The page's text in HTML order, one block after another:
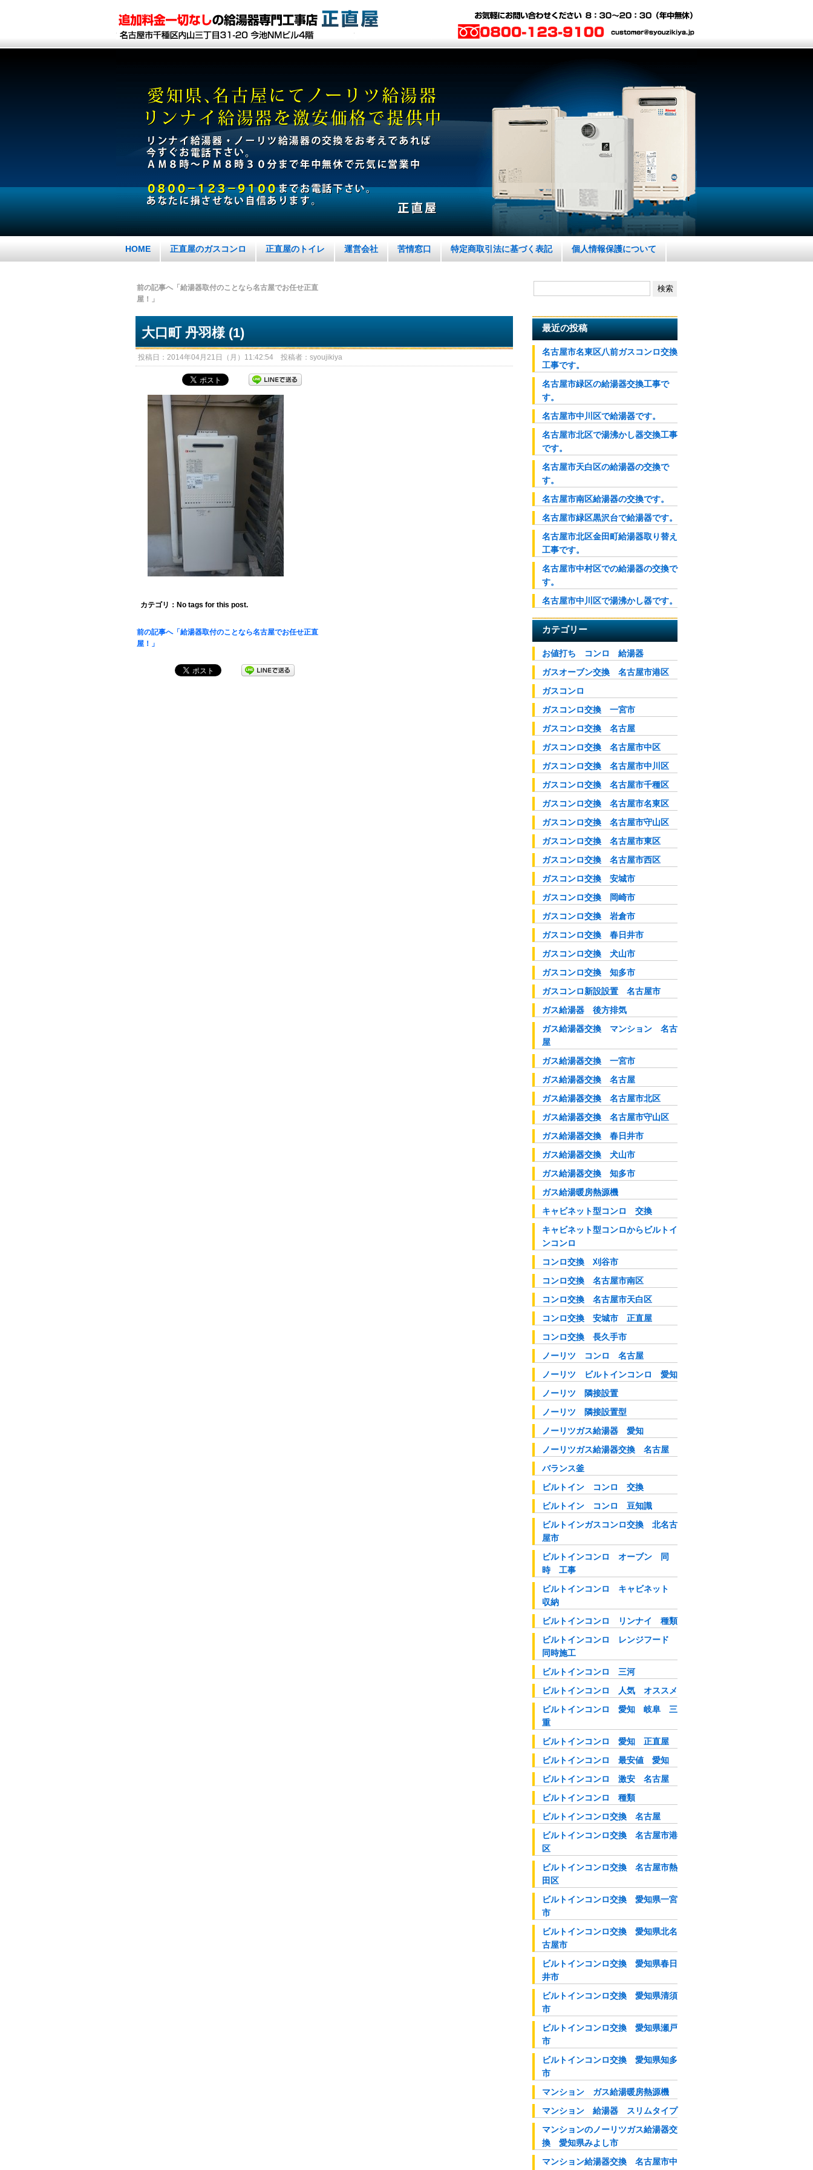
HOME 正直屋のガスコンロ 正直屋のトイレ 運営会社 苦情窓口 特定商取引法に基づく表記 個人情報保護について
前の記事へ「給湯器取付のことなら名古屋でお任せ正直
屋！」
大口町 丹羽様 (1)
投稿日：2014年04月21日（月）11:42:54 投稿者：syoujikiya
カテゴリ：No tags for this post.
前の記事へ「給湯器取付のことなら名古屋でお任せ正直
屋！」
最近の投稿
名古屋市名東区八前ガスコンロ交換
工事です。
名古屋市緑区の給湯器交換工事で
す。
名古屋市中川区で給湯器です。
名古屋市北区で湯沸かし器交換工事
です。
名古屋市天白区の給湯器の交換で
す。
名古屋市南区給湯器の交換です。
名古屋市緑区黒沢台で給湯器です。
名古屋市北区金田町給湯器取り替え
工事です。
名古屋市中村区での給湯器の交換で
す。
名古屋市中川区で湯沸かし器です。
カテゴリー
お値打ち コンロ 給湯器
ガスオーブン交換 名古屋市港区
ガスコンロ
ガスコンロ交換 一宮市
ガスコンロ交換 名古屋
ガスコンロ交換 名古屋市中区
ガスコンロ交換 名古屋市中川区
ガスコンロ交換 名古屋市千種区
ガスコンロ交換 名古屋市名東区
ガスコンロ交換 名古屋市守山区
ガスコンロ交換 名古屋市東区
ガスコンロ交換 名古屋市西区
ガスコンロ交換 安城市
ガスコンロ交換 岡崎市
ガスコンロ交換 岩倉市
ガスコンロ交換 春日井市
ガスコンロ交換 犬山市
ガスコンロ交換 知多市
ガスコンロ新設設置 名古屋市
ガス給湯器 後方排気
ガス給湯器交換 マンション 名古
屋
ガス給湯器交換 一宮市
ガス給湯器交換 名古屋
ガス給湯器交換 名古屋市北区
ガス給湯器交換 名古屋市守山区
ガス給湯器交換 春日井市
ガス給湯器交換 犬山市
ガス給湯器交換 知多市
ガス給湯暖房熱源機
キャビネット型コンロ 交換
キャビネット型コンロからビルトイ
ンコンロ
コンロ交換 刈谷市
コンロ交換 名古屋市南区
コンロ交換 名古屋市天白区
コンロ交換 安城市 正直屋
コンロ交換 長久手市
ノーリツ コンロ 名古屋
ノーリツ ビルトインコンロ 愛知
ノーリツ 隣接設置
ノーリツ 隣接設置型
ノーリツガス給湯器 愛知
ノーリツガス給湯器交換 名古屋
バランス釜
ビルトイン コンロ 交換
ビルトイン コンロ 豆知識
ビルトインガスコンロ交換 北名古
屋市
ビルトインコンロ オーブン 同
時 工事
ビルトインコンロ キャビネット
収納
ビルトインコンロ リンナイ 種類
ビルトインコンロ レンジフード
同時施工
ビルトインコンロ 三河
ビルトインコンロ 人気 オススメ
ビルトインコンロ 愛知 岐阜 三
重
ビルトインコンロ 愛知 正直屋
ビルトインコンロ 最安値 愛知
ビルトインコンロ 激安 名古屋
ビルトインコンロ 種類
ビルトインコンロ交換 名古屋
ビルトインコンロ交換 名古屋市港
区
ビルトインコンロ交換 名古屋市熱
田区
ビルトインコンロ交換 愛知県一宮
市
ビルトインコンロ交換 愛知県北名
古屋市
ビルトインコンロ交換 愛知県春日
井市
ビルトインコンロ交換 愛知県清須
市
ビルトインコンロ交換 愛知県瀬戸
市
ビルトインコンロ交換 愛知県知多
市
マンション ガス給湯暖房熱源機
マンション 給湯器 スリムタイプ
マンションのノーリツガス給湯器交
換 愛知県みよし市
マンション給湯器交換 名古屋市中